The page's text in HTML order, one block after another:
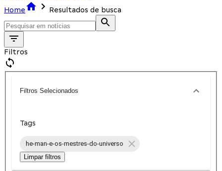
Home
Resultados de busca
Filtros
Filtros Selecionados
Tags
he-man-e-os-mestres-do-universo
Limpar filtros